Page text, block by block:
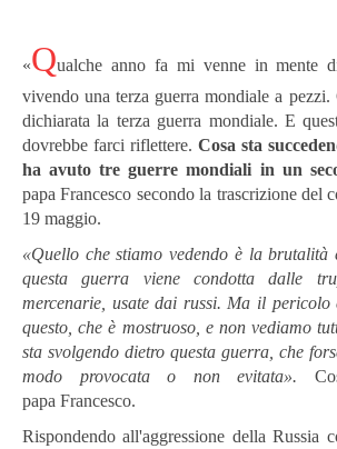
«Qualche anno fa mi venne in mente
vivendo una terza guerra mondiale a pezzi.
dichiarata la terza guerra mondiale. E
dovrebbe farci riflettere. Cosa sta
ha avuto tre guerre mondiali in un
papa Francesco secondo la trascrizione del
19 maggio.
«Quello che stiamo vedendo è la
questa guerra viene condotta dalle
mercenarie, usate dai russi. Ma il pericolo
questo, che è mostruoso, e non vediamo
sta svolgendo dietro questa guerra, che
modo provocata o non evitata».
papa Francesco.
Rispondendo all'aggressione della Russia